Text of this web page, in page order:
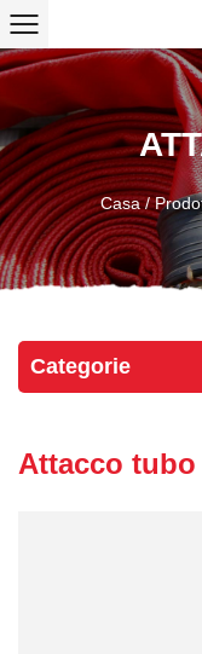
Casa/
Categorie
Attacco